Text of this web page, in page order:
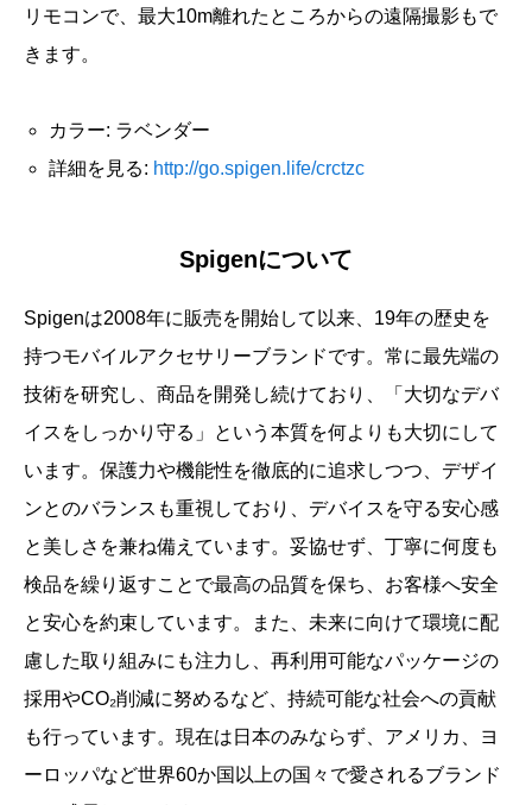
リモコンで、最大10m離れたところからの遠隔撮影もで
きます。
カラー: ラベンダー
詳細を見る: http://go.spigen.life/crctzc
Spigenについて
Spigenは2008年に販売を開始して以来、19年の歴史を
持つモバイルアクセサリーブランドです。常に最先端の
技術を研究し、商品を開発し続けており、「大切なデバ
イスをしっかり守る」という本質を何よりも大切にして
います。保護力や機能性を徹底的に追求しつつ、デザイ
ンとのバランスも重視しており、デバイスを守る安心感
と美しさを兼ね備えています。妥協せず、丁寧に何度も
検品を繰り返すことで最高の品質を保ち、お客様へ安全
と安心を約束しています。また、未来に向けて環境に配
慮した取り組みにも注力し、再利用可能なパッケージの
採用やCO₂削減に努めるなど、持続可能な社会への貢献
も行っています。現在は日本のみならず、アメリカ、ヨ
ーロッパなど世界60か国以上の国々で愛されるブランド